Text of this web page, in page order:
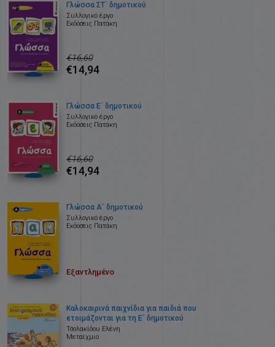
Γλώσσα ΣΤ΄ δημοτικού
Συλλογικό έργο
Εκδόσεις Πατάκη
€16,60
€14,94
Γλώσσα Ε΄ δημοτικού
Συλλογικό έργο
Εκδόσεις Πατάκη
€16,60
€14,94
Γλώσσα Α΄ δημοτικού
Συλλογικό έργο
Εκδόσεις Πατάκη
Εξαντλημένο
Καλοκαιρινά παιχνίδια για παιδιά που
ετοιμάζονται για τη Ε΄ δημοτικού
Τσολακίδου Ελένη
Μεταίχμιο